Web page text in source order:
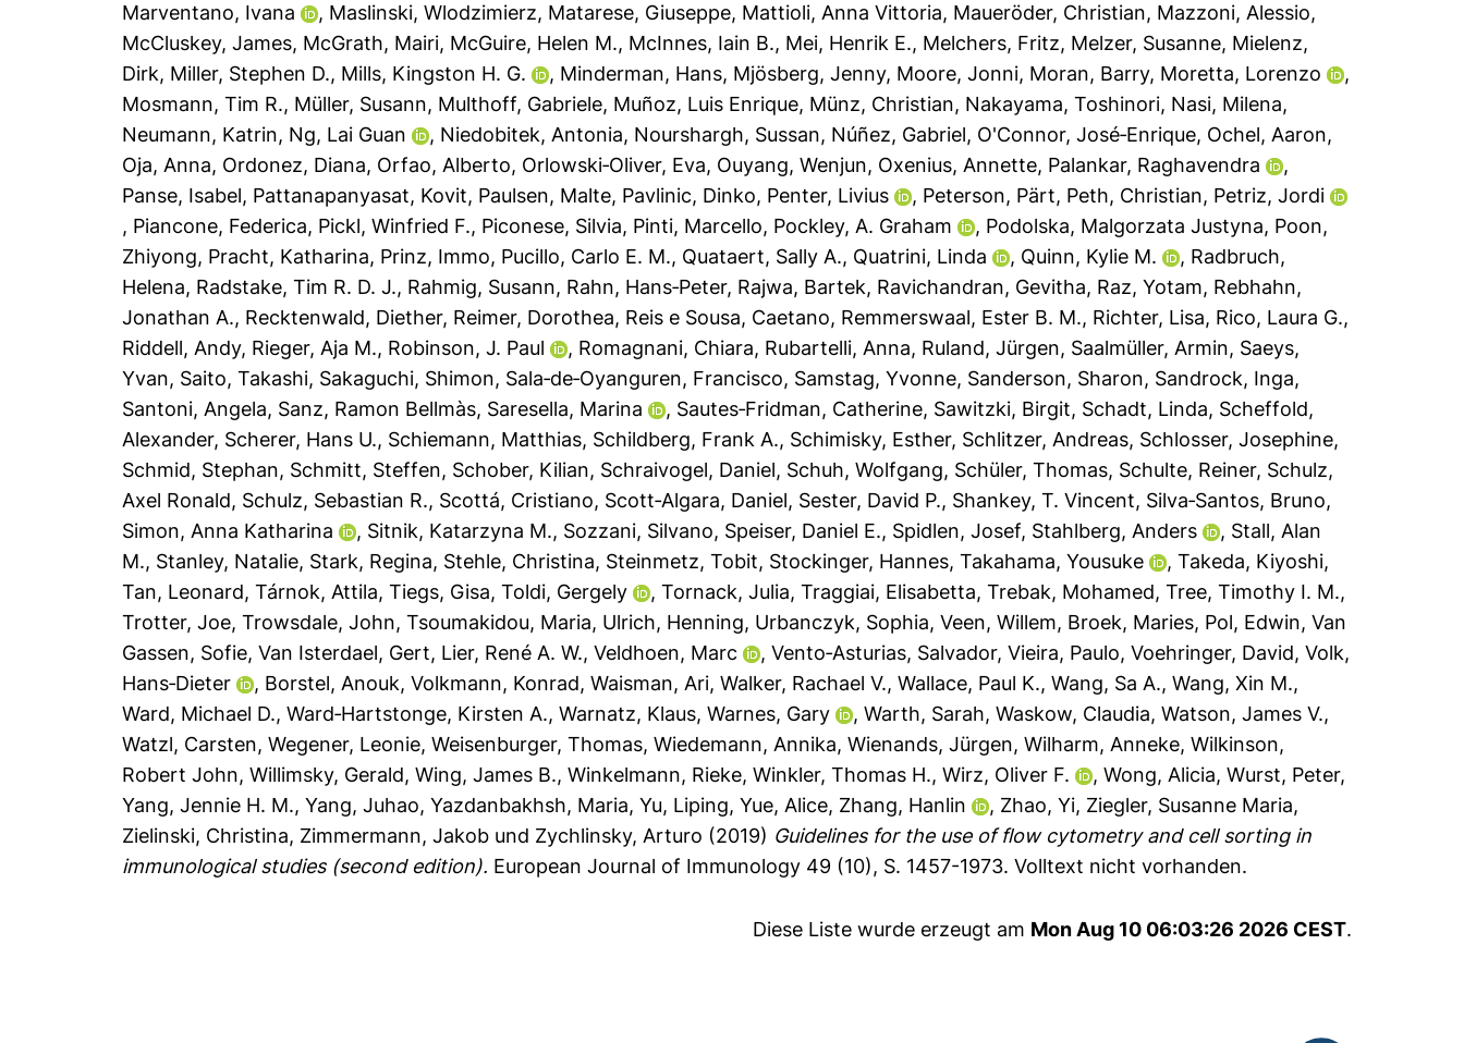
Marventano, Ivana
, Maslinski, Wlodzimierz, Matarese, Giuseppe, Mattioli, Anna Vittoria, Maueröder, Christian, Mazzoni, Alessio,
McCluskey, James, McGrath, Mairi, McGuire, Helen M., McInnes, Iain B., Mei, Henrik E., Melchers, Fritz, Melzer, Susanne, Mielenz,
Dirk, Miller, Stephen D., Mills, Kingston H. G. , Minderman, Hans, Mjösberg, Jenny, Moore, Jonni, Moran, Barry, Moretta, Lorenzo
,
Mosmann, Tim R., Müller, Susann, Multhoff, Gabriele, Muñoz, Luis Enrique, Münz, Christian, Nakayama, Toshinori, Nasi, Milena,
Neumann, Katrin, Ng, Lai Guan , Niedobitek, Antonia, Nourshargh, Sussan, Núñez, Gabriel, O'Connor, José‐Enrique, Ochel, Aaron,
Oja, Anna, Ordonez, Diana, Orfao, Alberto, Orlowski‐Oliver, Eva, Ouyang, Wenjun, Oxenius, Annette, Palankar, Raghavendra
,
Panse, Isabel, Pattanapanyasat, Kovit, Paulsen, Malte, Pavlinic, Dinko, Penter, Livius , Peterson, Pärt, Peth, Christian, Petriz, Jordi
, Piancone, Federica, Pickl, Winfried F., Piconese, Silvia, Pinti, Marcello, Pockley, A. Graham , Podolska, Malgorzata Justyna, Poon,
Zhiyong, Pracht, Katharina, Prinz, Immo, Pucillo, Carlo E. M., Quataert, Sally A., Quatrini, Linda , Quinn, Kylie M. , Radbruch,
Helena, Radstake, Tim R. D. J., Rahmig, Susann, Rahn, Hans‐Peter, Rajwa, Bartek, Ravichandran, Gevitha, Raz, Yotam, Rebhahn,
Jonathan A., Recktenwald, Diether, Reimer, Dorothea, Reis e Sousa, Caetano, Remmerswaal, Ester B. M., Richter, Lisa, Rico, Laura G.,
Riddell, Andy, Rieger, Aja M., Robinson, J. Paul , Romagnani, Chiara, Rubartelli, Anna, Ruland, Jürgen, Saalmüller, Armin, Saeys,
Yvan, Saito, Takashi, Sakaguchi, Shimon, Sala‐de‐Oyanguren, Francisco, Samstag, Yvonne, Sanderson, Sharon, Sandrock, Inga,
Santoni, Angela, Sanz, Ramon Bellmàs, Saresella, Marina , Sautes‐Fridman, Catherine, Sawitzki, Birgit, Schadt, Linda, Scheffold,
Alexander, Scherer, Hans U., Schiemann, Matthias, Schildberg, Frank A., Schimisky, Esther, Schlitzer, Andreas, Schlosser, Josephine,
Schmid, Stephan, Schmitt, Steffen, Schober, Kilian, Schraivogel, Daniel, Schuh, Wolfgang, Schüler, Thomas, Schulte, Reiner, Schulz,
Axel Ronald, Schulz, Sebastian R., Scottá, Cristiano, Scott‐Algara, Daniel, Sester, David P., Shankey, T. Vincent, Silva‐Santos, Bruno,
Simon, Anna Katharina
, Sitnik, Katarzyna M., Sozzani, Silvano, Speiser, Daniel E., Spidlen, Josef, Stahlberg, Anders , Stall, Alan
M., Stanley, Natalie, Stark, Regina, Stehle, Christina, Steinmetz, Tobit, Stockinger, Hannes,Takahama, Yousuke ,Takeda, Kiyoshi,
Tan, Leonard,Tárnok, Attila,Tiegs, Gisa,Toldi, Gergely ,Tornack, Julia,Traggiai, Elisabetta,Trebak, Mohamed,Tree, Timothy I. M.,
Trotter, Joe,Trowsdale, John,Tsoumakidou, Maria, Ulrich, Henning, Urbanczyk, Sophia,Veen, Willem, Broek, Maries, Pol, Edwin,Van
Gassen, Sofie,Van Isterdael, Gert, Lier, René A. W.,Veldhoen, Marc ,Vento‐Asturias, Salvador,Vieira, Paulo,Voehringer, David,Volk,
Hans‐Dieter
, Borstel, Anouk,Volkmann, Konrad,Waisman, Ari,Walker, Rachael V.,Wallace, Paul K.,Wang, Sa A.,Wang, Xin M.,
Ward, Michael D.,Ward‐Hartstonge, Kirsten A.,Warnatz, Klaus,Warnes, Gary ,Warth, Sarah,Waskow, Claudia,Watson, James V.,
Watzl, Carsten,Wegener, Leonie,Weisenburger, Thomas,Wiedemann, Annika,Wienands, Jürgen,Wilharm, Anneke,Wilkinson,
Robert John,Willimsky, Gerald,Wing, James B.,Winkelmann, Rieke,Winkler, Thomas H.,Wirz, Oliver F. ,Wong, Alicia,Wurst, Peter,
Yang, Jennie H. M.,Yang, Juhao,Yazdanbakhsh, Maria,Yu, Liping,Yue, Alice, Zhang, Hanlin , Zhao, Yi, Ziegler, Susanne Maria,
Zielinski, Christina, Zimmermann, Jakob und Zychlinsky, Arturo (2019) Guidelines for the use of flow cytometry and cell sorting in
immunological studies (second edition). European Journal of Immunology 49 (10), S. 1457-1973.Volltext nicht vorhanden.
Diese Liste wurde erzeugt am Mon Aug 10 06:03:26 2026 CEST.